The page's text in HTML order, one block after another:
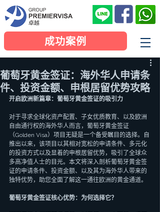
成功案例
葡萄牙黄金签证：海外华人申请条
件、投资金额、申根居留优势攻略
开启欧洲新篇章：葡萄牙黄金签证的吸引力
对于寻求全球化资产配置、子女优质教育、以及欧洲
自由通行权的海外华人而言，葡萄牙黄金签证
（Golden Visa）项目无疑是一个备受瞩目的选择。自
推出以来，该项目以其相对宽松的申请条件、多元化
的投资方式以及显着的申根居留优势，吸引了全球众
多高净值人士的目光。本文将深入剖析葡萄牙黄金签
证的申请条件、投资金额、以及其为海外华人带来的
独特优势，助您全面了解这一通往欧洲的黄金通道。
葡萄牙黄金签证核心优势：为何选择它？